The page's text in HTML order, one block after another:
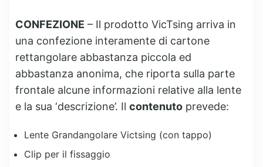
CONFEZIONE – Il prodotto VicTsing arriva in
una confezione interamente di cartone
rettangolare abbastanza piccola ed
abbastanza anonima, che riporta sulla parte
frontale alcune informazioni relative alla lente
e la sua ‘descrizione’. Il contenuto prevede:
Lente Grandangolare Victsing (con tappo)
Clip per il fissaggio